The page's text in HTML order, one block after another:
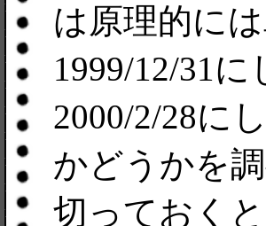
は原理的に
1999/12/31
2000/2/28に
かどうかを
切っておく